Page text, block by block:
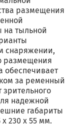
размещения
тыльной
снаряжении,
размещения
обеспечивает
за ременный
зрительного
надежной
габариты
230 х 55 мм.